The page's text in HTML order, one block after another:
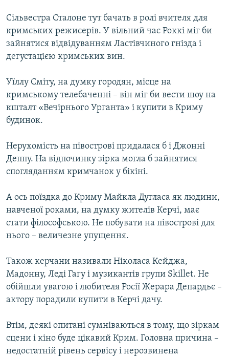
Сільвестра Сталоне тут бачать в ролі вчителя для
кримських режисерів. У вільний час Роккі міг би
зайнятися відвідуванням Ластівчиного гнізда і
дегустацією кримських вин.
Уїллу Сміту, на думку городян, місце на
кримському телебаченні – він міг би вести шоу на
кшталт «Вечірнього Урганта» і купити в Криму
будинок.
Нерухомість на півострові придалася б і Джонні
Деппу. На відпочинку зірка могла б зайнятися
спогляданням кримчанок у бікіні.
А ось поїздка до Криму Майкла Дугласа як людини,
навченої роками, на думку жителів Керчі, має
стати філософською. Не побувати на півострові для
нього – величезне упущення.
Також керчани називали Ніколаса Кейджа,
Мадонну, Леді Гагу і музикантів групи Skillet. Не
обійшли увагою і любителя Росії Жерара Депардьє –
актору порадили купити в Керчі дачу.
Втім, деякі опитані сумніваються в тому, що зіркам
сцени і кіно буде цікавий Крим. Головна причина –
недостатній рівень сервісу і нерозвинена